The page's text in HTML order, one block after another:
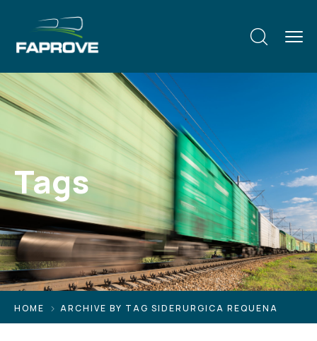
Tags
HOME ARCHIVE BY TAG SIDERURGICA REQUENA